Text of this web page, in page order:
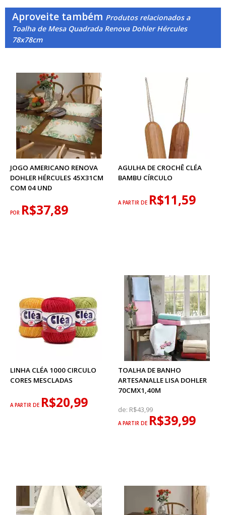
Aproveite também Produtos relacionados a
Toalha de Mesa Quadrada Renova Dohler Hércules
78x78cm
JOGO AMERICANO RENOVA
DOHLER HÉRCULES 45X31CM
COM 04 UND
POR R$37,89
AGULHA DE CROCHÊ CLÉA
BAMBU CÍRCULO
A PARTIR DE R$11,59
LINHA CLÉA 1000 CIRCULO
CORES MESCLADAS
A PARTIR DE R$20,99
TOALHA DE BANHO
ARTESANALLE LISA DOHLER
70CMX1,40M
de: R$43,99
A PARTIR DE R$39,99